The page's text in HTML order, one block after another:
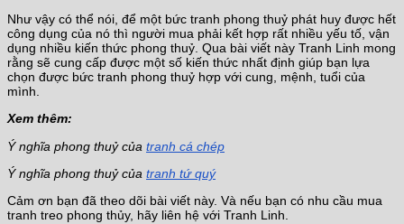
Như vậy có thể nói, để một bức tranh phong thuỷ phát huy được hết
công dụng của nó thì người mua phải kết hợp rất nhiều yếu tố, vận
dụng nhiều kiến thức phong thuỷ. Qua bài viết này Tranh Linh mong
rằng sẽ cung cấp được một số kiến thức nhất định giúp bạn lựa
chọn được bức tranh phong thuỷ hợp với cung, mệnh, tuổi của
mình.
Xem thêm:
Ý nghĩa phong thuỷ của tranh cá chép
Ý nghĩa phong thuỷ của tranh tứ quý
Cảm ơn bạn đã theo dõi bài viết này. Và nếu bạn có nhu cầu mua
tranh treo phong thủy, hãy liên hệ với Tranh Linh.